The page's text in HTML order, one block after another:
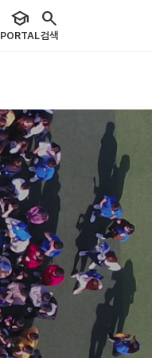
school
PORTAL
search
검색